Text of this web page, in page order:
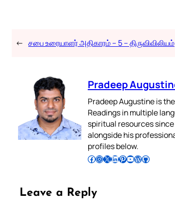
← சபை உரையாளர் அதிகாரம் – 5 – திருவிவிலியம்
Pradeep
Pradeep Augustine is
Readings in multiple
spiritual resources
alongside his
profiles below.
Follow Pradeep on Facebook Follow Pradeep on InstagramFollow Pradeep on X Follow Pradeep on LinkedIn Follow Pradeep on Pinterest Subscribe to Pradeep’s Youtube Channel Follow Pradeep on WordPress Follow Pradeep on GitHub
Leave a Reply